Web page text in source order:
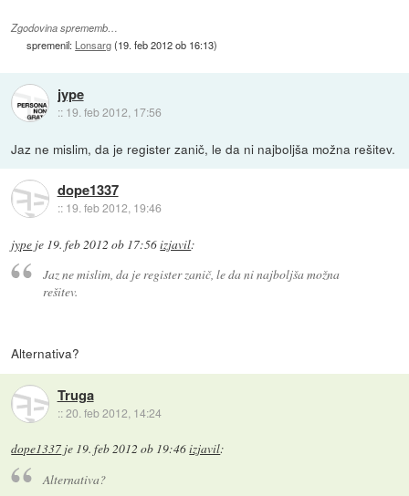
Zgodovina sprememb…
spremenil: Lonsarg(19. feb 2012 ob 16:13)
jype
:: 19. feb 2012, 17:56
Jaz ne mislim, da je register zanič, le da ni najboljša možna rešitev.
dope1337
:: 19. feb 2012, 19:46
jype je 19. feb 2012 ob 17:56izjavil:
Jaz ne mislim, da je register zanič, le da ni najboljša možna
rešitev.
Alternativa?
Truga
::20. feb 2012, 14:24
dope1337 je 19. feb 2012 ob 19:46izjavil:
Alternativa?